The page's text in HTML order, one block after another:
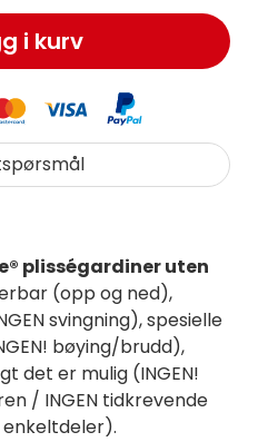
i kurv
plisségardiner uten
(opp og ned),
svingning), spesielle
bøying/brudd),
det er mulig (INGEN!
/ INGEN tidkrevende